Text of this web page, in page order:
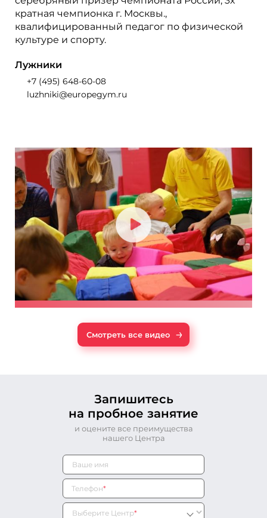
кратная чемпионка г. Москвы.,
квалифицированный педагог по физической
культуре и спорту.
Лужники
+7 (495) 648-60-08
luzhniki@europegym.ru
Смотреть все видео →
Запишитесь
на пробное занятие
и оцените все преимущества
нашего Центра
Телефон*
Выберите Центр*